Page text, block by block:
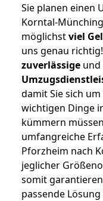
Sie planen einen
Korntal-
möglichstviel
uns genau
zuverlässige und
damit Sie sich
wichtigen Dinge
kümmern
umfangreiche
Pforzheim nach
jeglicher
somit
passende